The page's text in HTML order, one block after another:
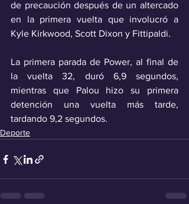
de precaución después de un altercado
en la primera vuelta que involucró a
Kyle Kirkwood, Scott Dixon y Fittipaldi.
La primera parada de Power, al final de
la vuelta 32, duró 6,9 segundos,
mientras que Palou hizo su primera
detención una vuelta más tarde,
tardando 9,2 segundos.
Deporte